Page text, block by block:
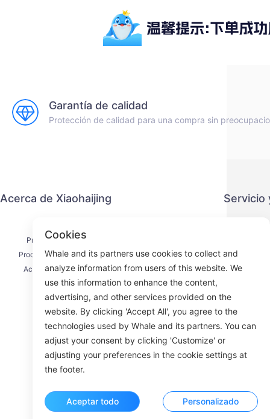
Garantía de calidad
Protección de calidad para una compra sin
Acerca de Xiaohaijing
Proceso de envío
Proceso de reembolso
Acerca de nosotros
Servicio
ROOM
Cookies
Whale and its partners use cookies to collect and
analyze information from users of this website. We
use this information to enhance the content,
advertising, and other services provided on the
website. By clicking 'Accept All', you agree to the
technologies used by Whale and its partners. You can
adjust your consent by clicking 'Customize' or
adjusting your preferences in the cookie settings at
the footer.
Aceptar todo Personalizado